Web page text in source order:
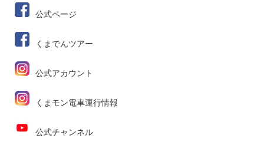
公式ページ
くまでんツアー
公式アカウント
くまモン電車運行情報
公式チャンネル